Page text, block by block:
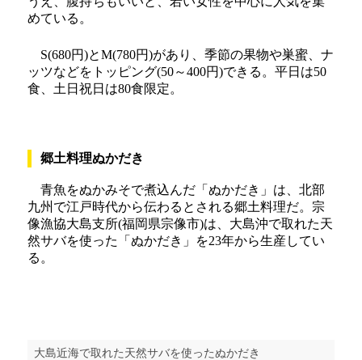
めている。
S(680円)とM(780円)があり、季節の果物や巣蜜、ナ
ッツなどをトッピング(50～400円)できる。平日は50
食、土日祝日は80食限定。
郷土料理ぬかだき
青魚をぬかみそで煮込んだ「ぬかだき」は、北部
九州で江戸時代から伝わるとされる郷土料理だ。宗
像漁協大島支所(福岡県宗像市)は、大島沖で取れた天
然サバを使った「ぬかだき」を23年から生産してい
る。
大島近海で取れた天然サバを使ったぬかだき